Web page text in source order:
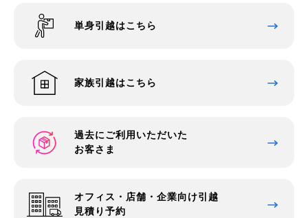
単身引越はこちら
家族引越はこちら
過去にご利用いただいた
お客さま
オフィス・店舗・企業向け引越
見積り予約